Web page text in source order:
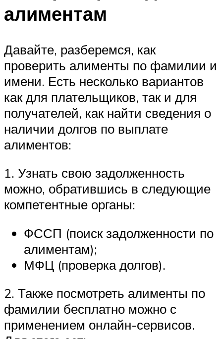
алиментам
Давайте, разберемся, как
проверить алименты по фамилии и
имени. Есть несколько вариантов
как для плательщиков, так и для
получателей, как найти сведения о
наличии долгов по выплате
алиментов:
1. Узнать свою задолженность
можно, обратившись в следующие
компетентные органы:
ФССП (поиск задолженности по
алиментам);
МФЦ (проверка долгов).
2. Также посмотреть алименты по
фамилии бесплатно можно с
применением онлайн-сервисов.